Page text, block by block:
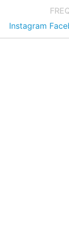
Instagram